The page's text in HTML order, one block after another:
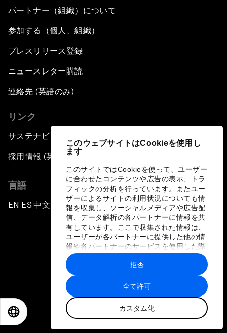
このウェブサイトはCookieを使用し
ます
このサイトではCookieを使って、ユーザー
に合わせたコンテンツや広告の表示、トラ
フィックの分析を行っています。またユー
ザーによるサイトの利用状況についても情
報を収集し、ソーシャルメディアや広告配
信、データ解析の各パートナーに情報を共
有しています。ここで収集された情報は、
ユーザーが各パートナーに提供した他の情
報や各パートナーのサービスを使用した際
に収集された情報と組み合わされ、各パー
トナーによって使用されることがありま
す。
全て許可
カスタム化
拒否
パートナー（組織）について
参加する（個人、組織）
プレスリリース登録
ニュースレター購読
連絡先 (英語のみ)
リンク
サステナビリティへの取り組み
採用情報 (英語のみ)
言語
EN ▪ ES▪中文▪ 日本語
プライバシーポリシーと利用規約
サイトマップ
©
世界経済フォーラム